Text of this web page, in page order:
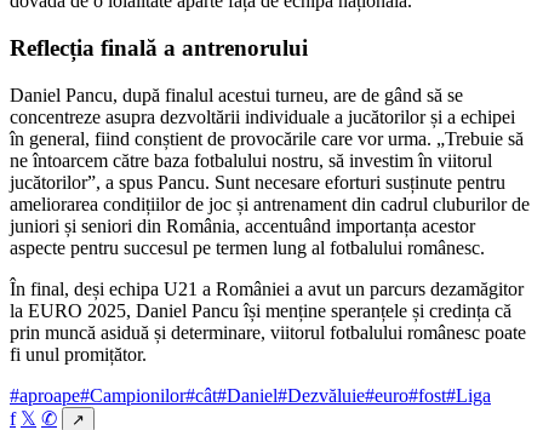
Reflecția finală a antrenorului
Daniel Pancu, după finalul acestui turneu, are de gând să se
concentreze asupra dezvoltării individuale a jucătorilor și a echipei
în general, fiind conștient de provocările care vor urma. „Trebuie să
ne întoarcem către baza fotbalului nostru, să investim în viitorul
jucătorilor”, a spus Pancu. Sunt necesare eforturi susținute pentru
ameliorarea condițiilor de joc și antrenament din cadrul cluburilor de
juniori și seniori din România, accentuând importanța acestor
aspecte pentru succesul pe termen lung al fotbalului românesc.
În final, deși echipa U21 a României a avut un parcurs dezamăgitor
la EURO 2025, Daniel Pancu își menține speranțele și credința că
prin muncă asiduă și determinare, viitorul fotbalului românesc poate
fi unul promițător.
#aproape#Campionilor#cât#Daniel#Dezvăluie#euro#fost#Liga
f 𝕏 ✆ ↗